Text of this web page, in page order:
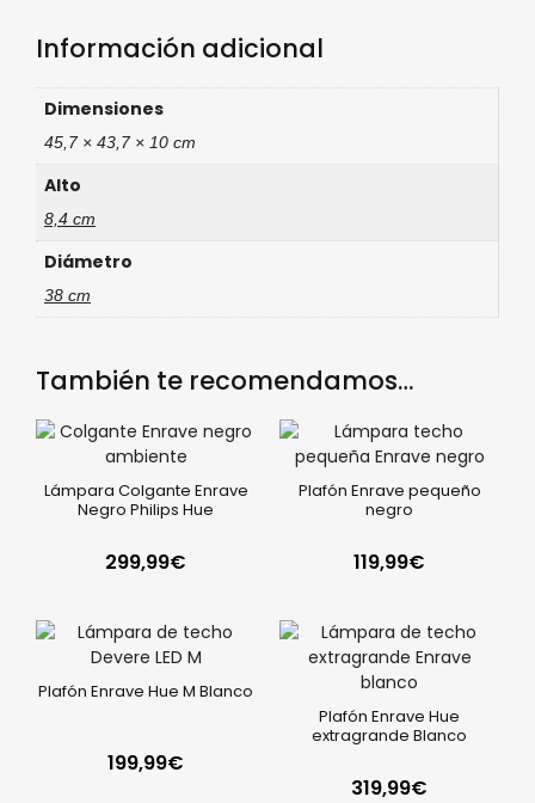
Información adicional
Dimensiones
45,7 × 43,7 × 10 cm
Alto
8,4 cm
Diámetro
38 cm
También te recomendamos…
Lámpara Colgante Enrave
Negro Philips Hue
299,99€
Plafón Enrave pequeño
negro
119,99€
Plafón Enrave Hue M Blanco
199,99€
Plafón Enrave Hue
extragrande Blanco
319,99€